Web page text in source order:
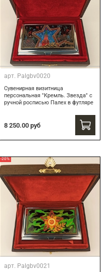
арт. Palgbv0020
Сувенирная визитница
персональная "Кремль. Звезда" с
ручной росписью Палех в футляре
8 250.00 руб
-20%
арт. Palgbv0021